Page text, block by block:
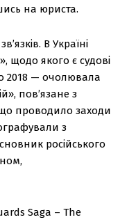
на юриста.
В Україні
щодо якого є судові
2018 — очолювала
пов’язане з
проводило заходи
з
російського
Saga – The